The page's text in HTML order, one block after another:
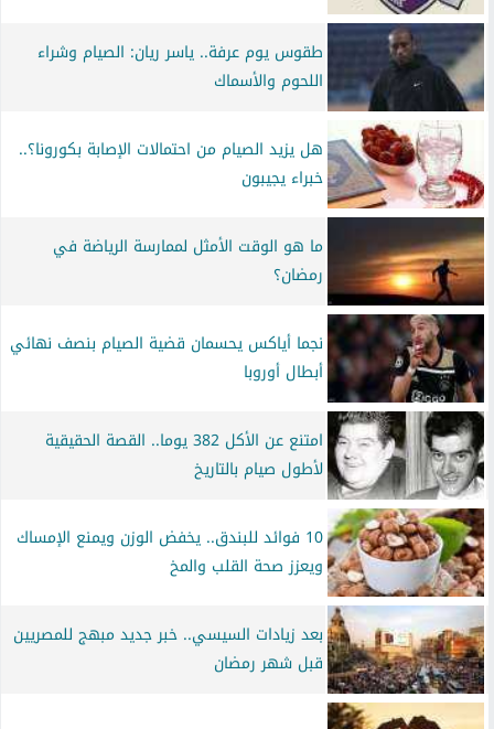
طقوس يوم عرفة.. ياسر ريان: الصيام وشراء
اللحوم والأسماك
هل يزيد الصيام من احتمالات الإصابة بكورونا؟..
خبراء يجيبون
ما هو الوقت الأمثل لممارسة الرياضة في
رمضان؟
نجما أياكس يحسمان قضية الصيام بنصف نهائي
أبطال أوروبا
امتنع عن الأكل 382 يوما.. القصة الحقيقية
لأطول صيام بالتاريخ
10 فوائد للبندق.. يخفض الوزن ويمنع الإمساك
ويعزز صحة القلب والمخ
بعد زيادات السيسي.. خبر جديد مبهج للمصريين
قبل شهر رمضان